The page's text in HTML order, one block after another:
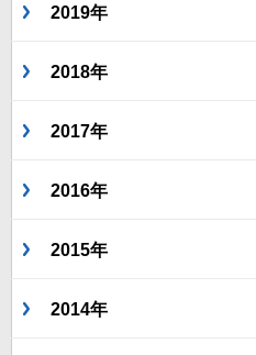
2019年
2018年
2017年
2016年
2015年
2014年